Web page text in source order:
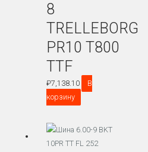
8
TRELLEBORG
PR10 T800
TTF
₽7,138.10
В
корзину